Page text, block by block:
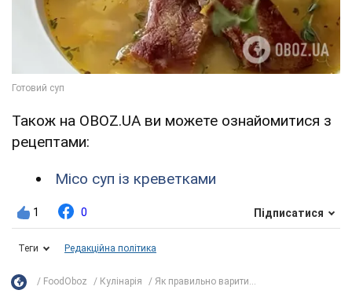
Також на OBOZ.UA ви можете ознайомитися з
рецептами:
Місо суп із креветками
1 0 Підписатися
Теги Редакційна політика
FoodOboz Кулінарія Як правильно варити...